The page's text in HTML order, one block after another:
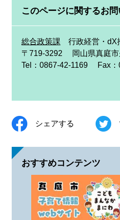
このページに関するお
総合政策課
行政経営・dX
〒719-3292
岡山県真庭
Tel：0867-42-1169
Fax
シェアする
おすすめコンテンツ